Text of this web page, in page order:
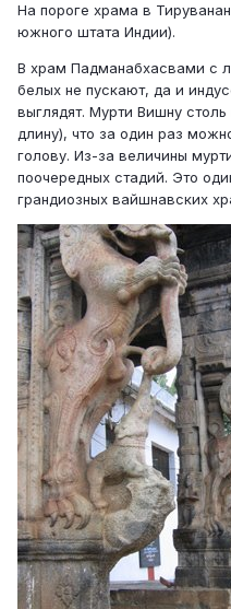
На пороге храма в
южного штата Индии).
В храм Падманабхасвами с
белых не пускают, да и
выглядят. Мурти Вишну
длину), что за один раз
голову. Из-за величины
поочередных стадий. Это
грандиозных вайшнавских